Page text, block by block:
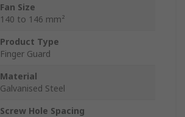
Fan Size
140 to 146 mm²
Product Type
Finger Guard
Material
Galvanised Steel
Screw Hole Spacing